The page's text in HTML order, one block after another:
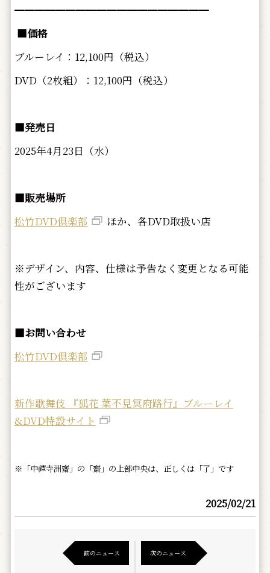
━━━━━━━━━━━━━━━━━━━
■価格
ブルーレイ：12,100円（税込）
DVD（2枚組）：12,100円（税込）
■発売日
2025年4月23日（水）
■販売場所
松竹DVD倶楽部
ほか、各DVD取扱い店
※デザイン、内容、仕様は予告なく変更となる可能
性がございます
■お問い合わせ
松竹DVD倶楽部
新作歌舞伎 『狐花 葉不見冥府路行』ブルーレイ
&DVD特設サイト
※「中禪寺洲齋」の「齋」の上部中央は、正しくは「了」です
2025/02/21
前のニュース 次のニュース